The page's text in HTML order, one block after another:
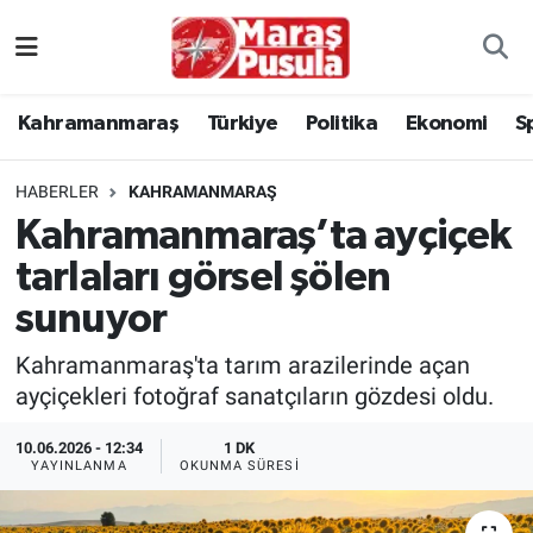
Kahramanmaraş Türkiye Politika Ekonomi
HABERLER KAHRAMANMARAŞ
Kahramanmaraş’ta ayçiçek
tarlaları görsel şölen
sunuyor
Kahramanmaraş'ta tarım arazilerinde açan
ayçiçekleri fotoğraf sanatçıların gözdesi oldu.
10.06.2026 - 12:34
YAYINLANMA
1 DK
OKUNMA SÜRESI
Politika
Ekonomi
Spor
Kültür Sanat
Sağlık
İstanbul Trafik Yoğunluk Haritası
Süper Lig Puan Durumu ve Fikstür
Tüm Manşetler
Son Dakika Haberleri
Haber Arşivi